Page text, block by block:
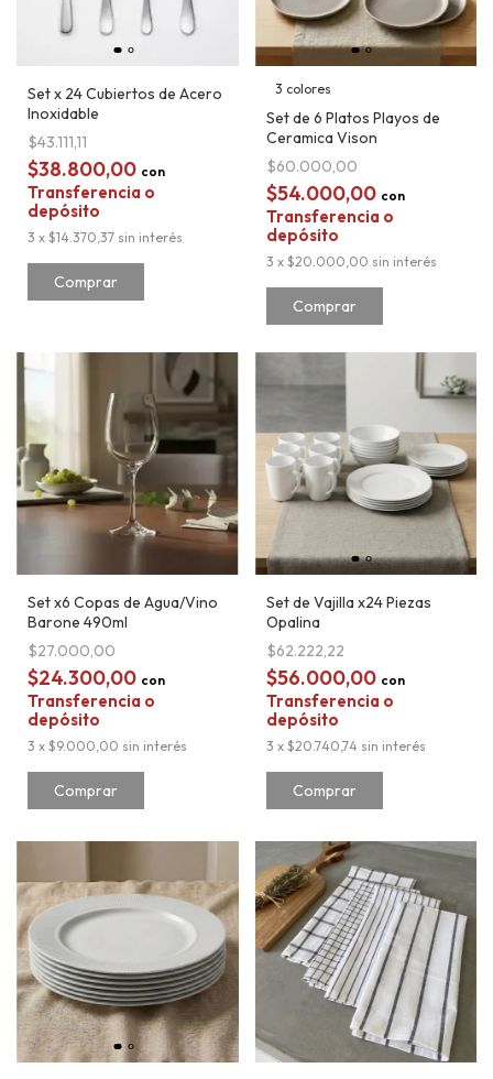
Set x 24 Cubiertos de Acero
Inoxidable
$43.111,11
$38.800,00 con
Transferencia o
depósito
3 x $14.370,37 sin interés
3 colores
Set de 6 Platos Playos de
Ceramica Vison
$60.000,00
$54.000,00 con
Transferencia o
depósito
3 x $20.000,00 sin interés
Comprar
Set x6 Copas de Agua/Vino
Barone 490ml
$27.000,00
$24.300,00 con
Transferencia o
depósito
3 x $9.000,00 sin interés
Set de Vajilla x24 Piezas
Opalina
$62.222,22
$56.000,00 con
Transferencia o
depósito
3 x $20.740,74 sin interés